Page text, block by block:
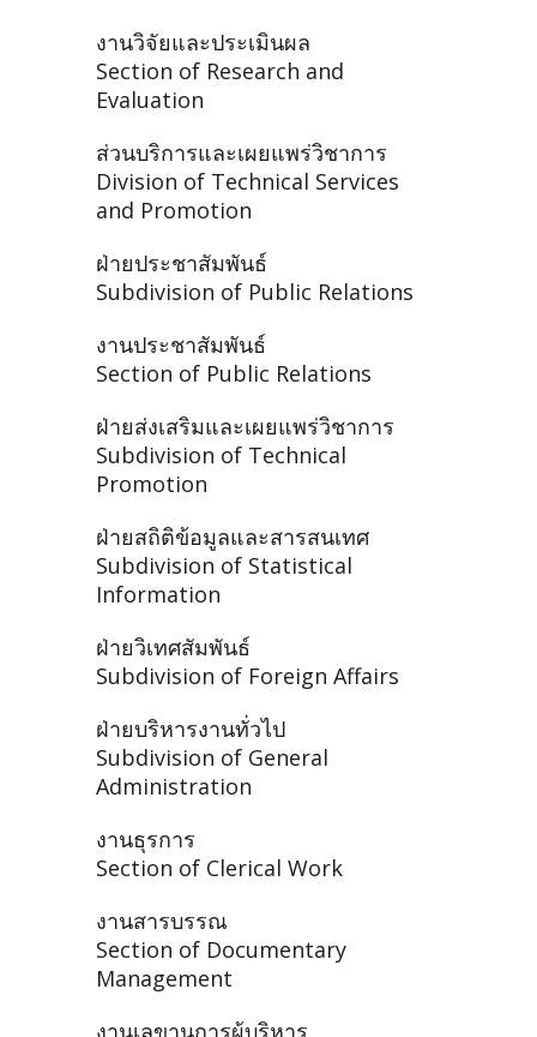
งานวิจัยและประเมินผล
Section of Research and
Evaluation
ส่วนบริการและเผยแพร่วิชาการ
Division of Technical Services
and Promotion
ฝ่ายประชาสัมพันธ์
Subdivision of Public Relations
งานประชาสัมพันธ์
Section of Public Relations
ฝ่ายส่งเสริมและเผยแพร่วิชาการ
Subdivision of Technical
Promotion
ฝ่ายสถิติข้อมูลและสารสนเทศ
Subdivision of Statistical
Information
ฝ่ายวิเทศสัมพันธ์
Subdivision of Foreign Affairs
ฝ่ายบริหารงานทั่วไป
Subdivision of General
Administration
งานธุรการ
Section of Clerical Work
งานสารบรรณ
Section of Documentary
Management